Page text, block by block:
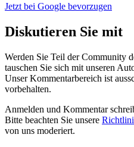
Jetzt bei Google bevorzugen
Diskutieren Sie mit
Werden Sie Teil der Community
tauschen Sie sich mit unseren
Unser Kommentarbereich ist
vorbehalten.
Anmelden und Kommentar
Bitte beachten Sie unsere
von uns moderiert.